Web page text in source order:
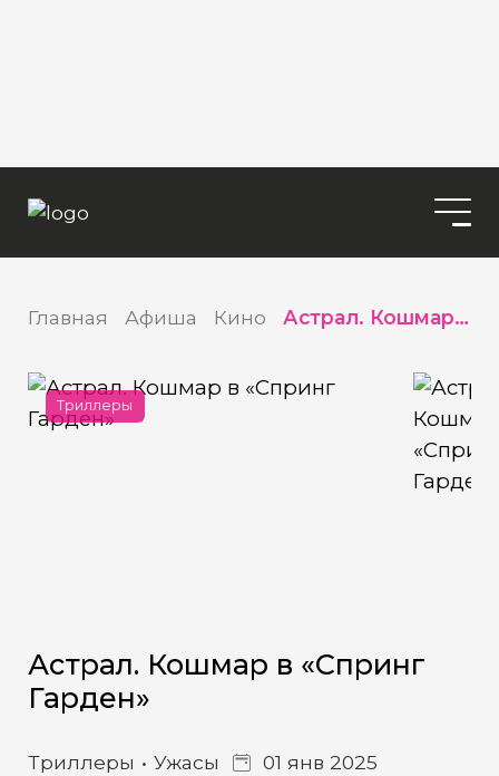
Главная Афиша Кино Астрал. Кошмар в «Спринг Гарден»
Триллеры
Астрал. Кошмар в «Спринг
Гарден»
Триллеры Ужасы 01 янв 2025